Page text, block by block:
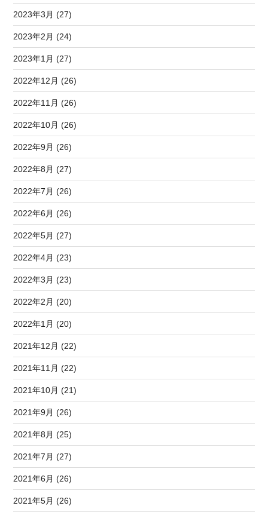
2023年3月 (27)
2023年2月 (24)
2023年1月 (27)
2022年12月 (26)
2022年11月 (26)
2022年10月 (26)
2022年9月 (26)
2022年8月 (27)
2022年7月 (26)
2022年6月 (26)
2022年5月 (27)
2022年4月 (23)
2022年3月 (23)
2022年2月 (20)
2022年1月 (20)
2021年12月 (22)
2021年11月 (22)
2021年10月 (21)
2021年9月 (26)
2021年8月 (25)
2021年7月 (27)
2021年6月 (26)
2021年5月 (26)